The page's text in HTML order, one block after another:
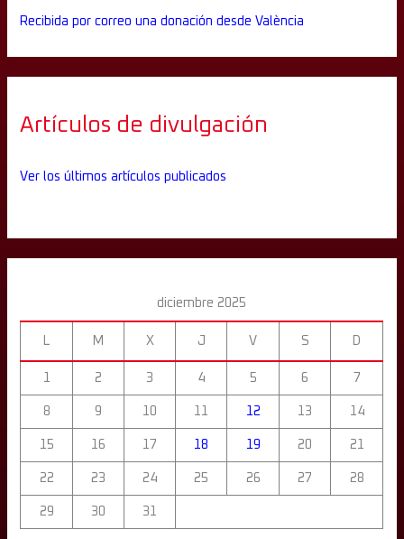
Recibida por correo una donación desde València
Artículos de divulgación
Ver los últimos artículos publicados
diciembre 2025
M X J V S D
1 2 3 4 5 6 7
8 9 10 11 12 13 14
15 16 17 18 19 20 21
22 23 24 25 26 27 28
29 30 31